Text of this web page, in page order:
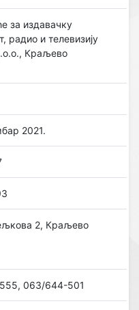
за издавачку
радио и телевизију
Краљево
2021.
2, Краљево
063/644-501